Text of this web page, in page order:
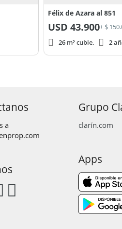
Félix de Azara al 851
USD 43.900+ $
26 m² cubie.
2
a
Grupo
clarín.com
Apps